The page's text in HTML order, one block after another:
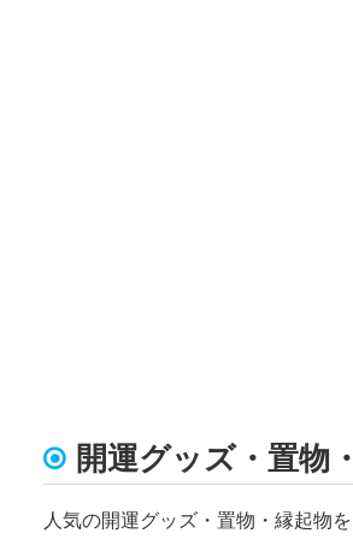
開運グッズ・置物
人気の開運グッズ・置物・縁起物